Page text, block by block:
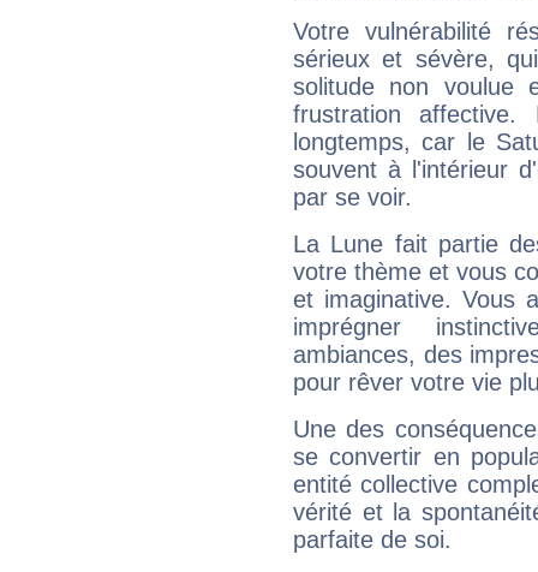
Votre vulnérabilité
sérieux et sévère,
solitude non voulue
frustration
longtemps, car le
souvent à l'intérieur
par se voir.
La Lune fait partie
votre thème et vous
et imaginative. Vous
imprégner
ambiances, des
pour rêver votre vie
Une des
se convertir en
entité collective
vérité et la
parfaite de soi.